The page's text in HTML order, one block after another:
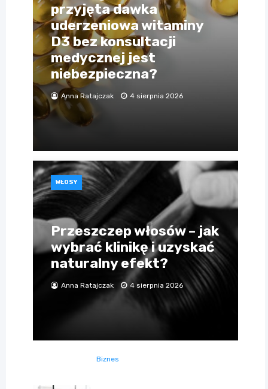
przyjęta dawka
uderzeniowa witaminy
D3 bez konsultacji
medycznej jest
niebezpieczna?
Anna Ratajczak 4 sierpnia 2026
WŁOSY
Przeszczep włosów – jak
wybrać klinikę i uzyskać
naturalny efekt?
Anna Ratajczak 4 sierpnia 2026
Biznes